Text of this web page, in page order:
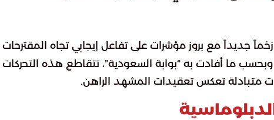
زخماً جديداً مع بروز مؤشرات على تفاعل إيجابي تجاه المقترحات
ما أفادت به “بوابة السعودية”، تتقاطع هذه التحركات
متبادلة تعكس تعقيدات المشهد الراهن.